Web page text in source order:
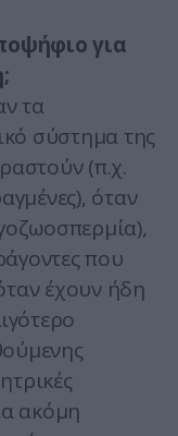
για
τα
σύστημα της
(π.χ.
όταν
που
έχουν ήδη
ακόμη